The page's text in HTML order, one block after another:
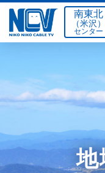
南東北セン
函館セ
新潟セ
単品料金
お得なセットプ
料金シミュレー
南東北
（米沢）
センター
地